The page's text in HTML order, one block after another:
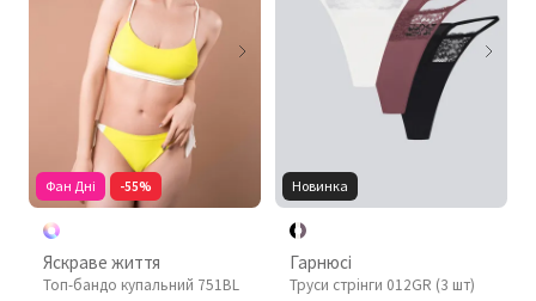
Фан Дні -55%
Яскраве життя
Топ-бандо купальний 751BL
Новинка
Гарнюсі
Труси стрінги 012GR (3 шт)